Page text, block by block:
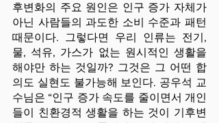
후변화의 주요 원인은 인구 증가 자체가
아닌 사람들의 과도한 소비 수준과 패턴
때문이다. 그렇다면 우리 인류는 전기,
물, 석유, 가스가 없는 원시적인 생활을
해야만 하는 것일까? 그것은 그 어떤 합
의도 실현도 불가능해 보인다. 공우석 교
수님은 “인구 증가 속도를 줄이면서 개인
들이 친환경적 생활을 하는 것이 기후변